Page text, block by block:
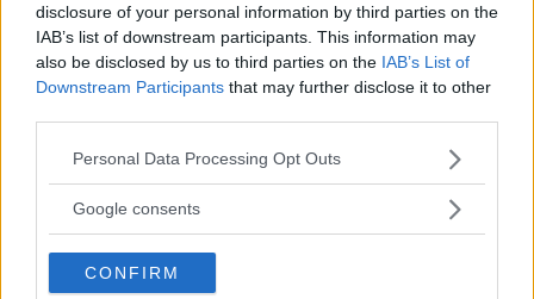
disclosure of your personal information by third parties on the
IAB’s list of downstream participants. This information may
also be disclosed by us to third parties on the IAB’s List of
Downstream Participants that may further disclose it to other
Please note that this website/app uses one or more Google
not limited to your visit or usage behaviour. You may click to
use your data for below specified purposes in below Google
consent section.
Personal Data Processing Opt Outs
Google consents
CONFIRM
Fotograf
Simon Hamelius
Det här är en låst artikel.Logga inför
att fortsätta läsa.